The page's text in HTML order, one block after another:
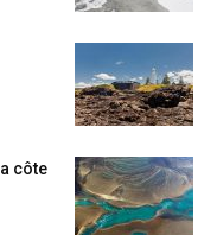
côte